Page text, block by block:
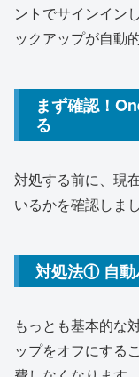
ントでサインイン
ックアップが自動
まず確認！
る
対処する前に、現
いるかを確認しまし
対処法① 自動
もっとも基本的な
ップをオフにする